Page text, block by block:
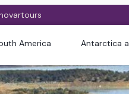
America Antarctica